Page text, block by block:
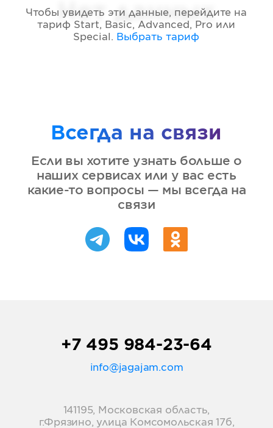
Нет данных
Чтобы увидеть эти данные, перейдите на
тариф Start, Basic, Advanced, Pro или
Special . Выбрать тариф
Всегда на связи
Если вы хотите узнать больше о
наших сервисах или у вас есть
какие-то вопросы — мы всегда на
связи
+7 495 984-23-64
info@jagajam.com
141195, Московская область,
г.Фрязино, улица Комсомольская 17б,